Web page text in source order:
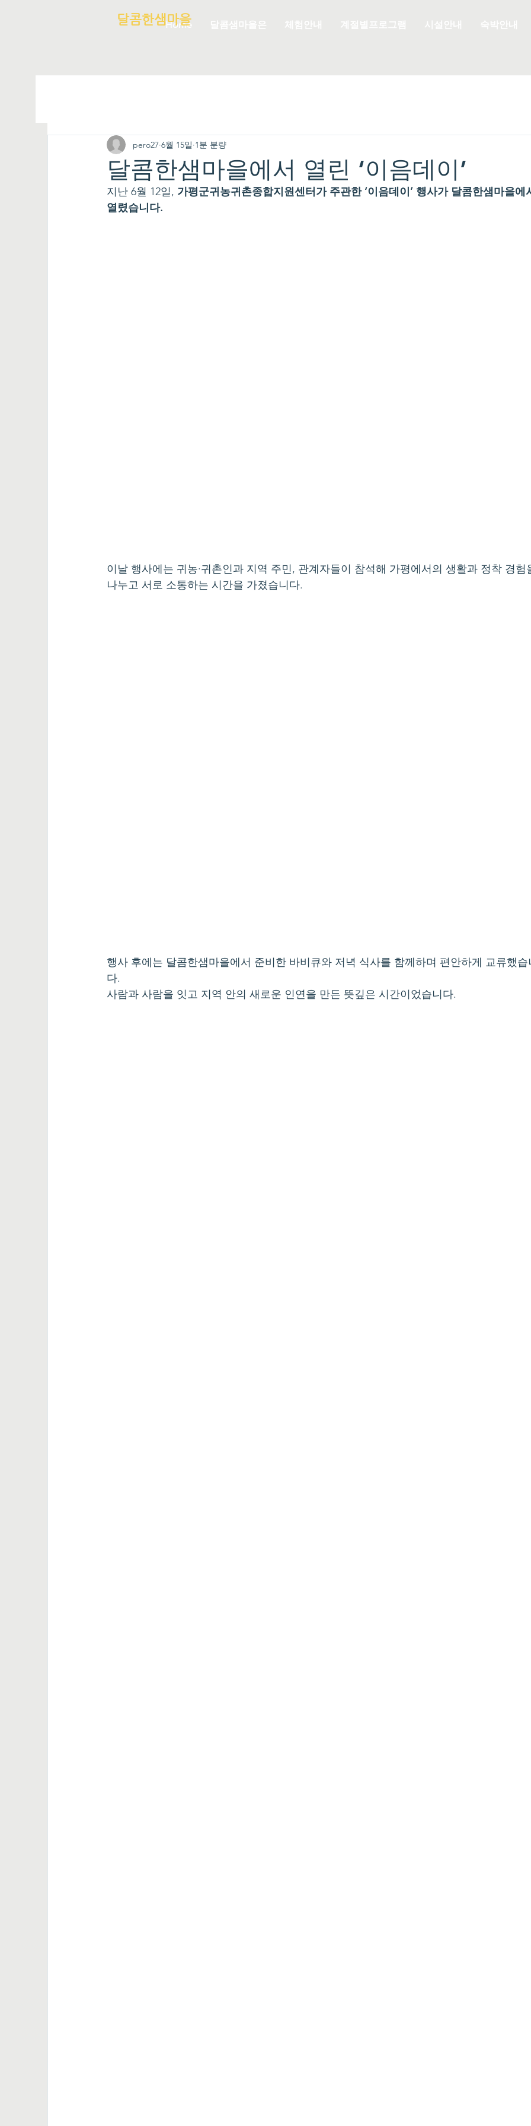
달콤한샘마을
Home
달콤한샘마을에서 열린 ‘이음데이’
pero27 6월 15일 1분 분량
지난 6월 12일, 가평군귀농귀촌종합지원센터가 주관한 ‘이음데이’ 행사가 달콤한샘마을
열렸습니다.
이날 행사에는 귀농·귀촌인과 지역 주민, 관계자들이 참석해 가평에서의 생활과 정착 경
나누고 서로 소통하는 시간을 가졌습니다.
행사 후에는 달콤한샘마을에서 준비한 바비큐와 저녁 식사를 함께하며 편안하게 교류했습
다.
사람과 사람을 잇고 지역 안의 새로운 인연을 만든 뜻깊은 시간이었습니다.